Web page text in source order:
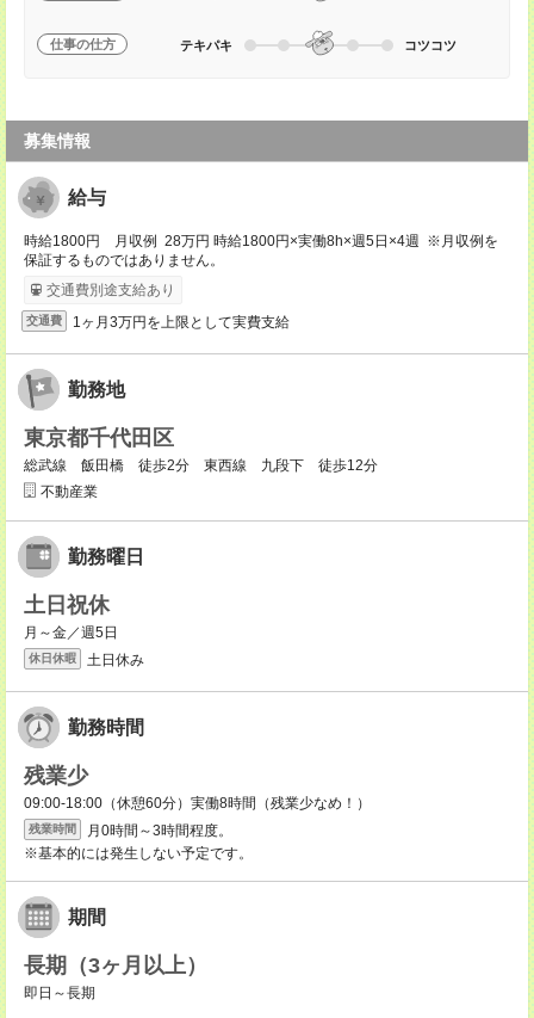
仕事の仕方 テキパキ コツコツ
募集情報
給与
時給1800円 月収例 28万円 時給1800円×実働8h×週5日×4週 ※月収例を
保証するものではありません。
交通費別途支給あり
交通費 1ヶ月3万円を上限として実費支給
勤務地
東京都千代田区
総武線 飯田橋 徒歩2分 東西線 九段下 徒歩12分
不動産業
勤務曜日
土日祝休
月～金／週5日
休日休暇 土日休み
勤務時間
残業少
09:00-18:00（休憩60分）実働8時間（残業少なめ！）
残業時間
月0時間～3時間程度。
※基本的には発生しない予定です。
期間
長期（3ヶ月以上）
即日～長期